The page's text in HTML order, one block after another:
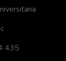
435